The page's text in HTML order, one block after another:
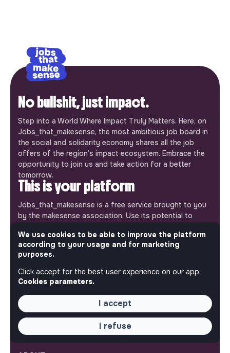
No bullshit, just impact.
Step into a World Where Impact Truly Matters. Here, on
Jobs_that_makesense, the most ambitious job board in
the social and solidarity economy shares all the job
offers of the region’s impact ecosystem. Embrace the
opportunity to join us and take action for a better
tomorrow.
This is your platform
Jobs_that_makesense is a free service brought to you
by the makesense association. Use its potential to
more respectful, inclusive and sustainable society.
Our mobile app
miss an opportunity.
Android
We use cookies to be able to improve the platform
according to your usage and for marketing
purposes.
Click accept for the best user experience on our app.
Cookies parameters.
I accept
I refuse